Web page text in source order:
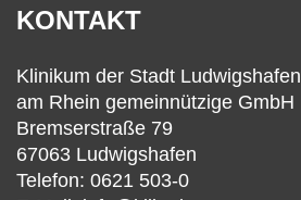
KONTAKT
Klinikum der Stadt Ludwigshafen
am Rhein gemeinnützige GmbH
Bremserstraße 79
67063 Ludwigshafen
Telefon: 0621 503-0